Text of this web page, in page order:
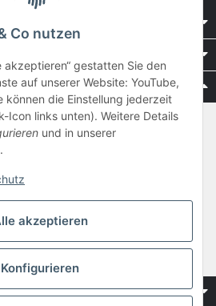
Co nutzen
akzeptieren“ gestatten Sie den
auf unserer Website: YouTube,
können die Einstellung jederzeit
Icon links unten). Weitere Details
und in unserer
.
akzeptieren
Konfigurieren